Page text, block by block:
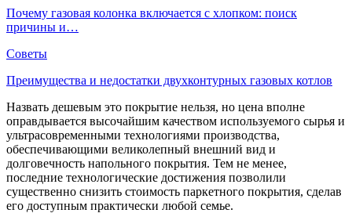
Почему газовая колонка включается с хлопком: поиск
причины и…
Советы
Преимущества и недостатки двухконтурных газовых котлов
Назвать дешевым это покрытие нельзя, но цена вполне
оправдывается высочайшим качеством используемого сырья и
ультрасовременными технологиями производства,
обеспечивающими великолепный внешний вид и
долговечность напольного покрытия. Тем не менее,
последние технологические достижения позволили
существенно снизить стоимость паркетного покрытия, сделав
его доступным практически любой семье.